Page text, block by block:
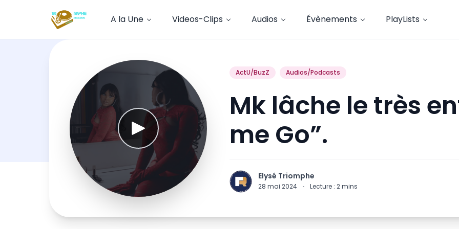
A la Une Videos-Clips Audios Évènements PlayLists
ActU/BuzZ Audios/Podcasts
Mk lâche le très
me Go”.
Elysé Triomphe
28 mai 2024 · Lecture : 2mins